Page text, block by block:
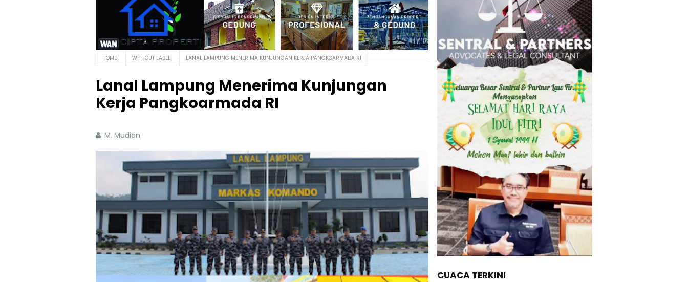
HOME WITHOUT LABEL LANAL LAMPUNG MENERIMA KUNJUNGAN KERJA PANGKOARMADA RI
Lanal Lampung Menerima Kunjungan
Kerja Pangkoarmada RI
M. Mudian
CUACA TERKINI